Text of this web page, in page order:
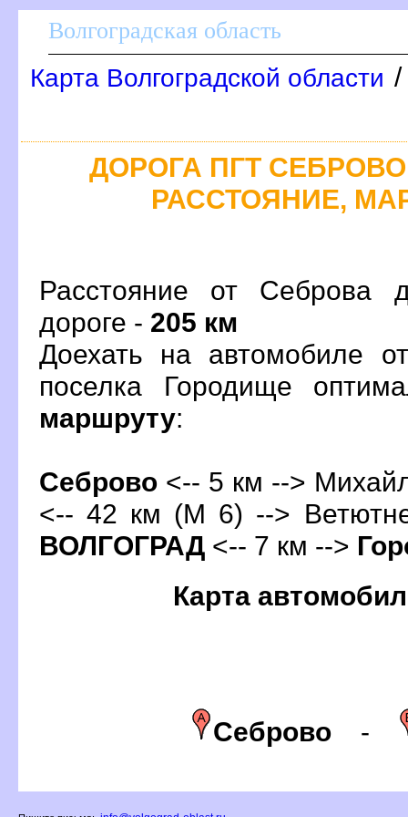
олгоградская область
Карта Волгоградской области /
ДОРОГА ПГТ
РАССТОЯНИЕ,
Расстояние от Себрова
дороге - 205 км
Доехать на автомобиле
поселка Городище
маршруту:
Себрово <-- 5 км -->
<-- 42 км (М 6) -->
ОЛГОГРАД <-- 7 км -->
Карта
Себрово -